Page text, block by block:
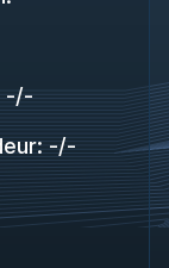
-/-
: -/-